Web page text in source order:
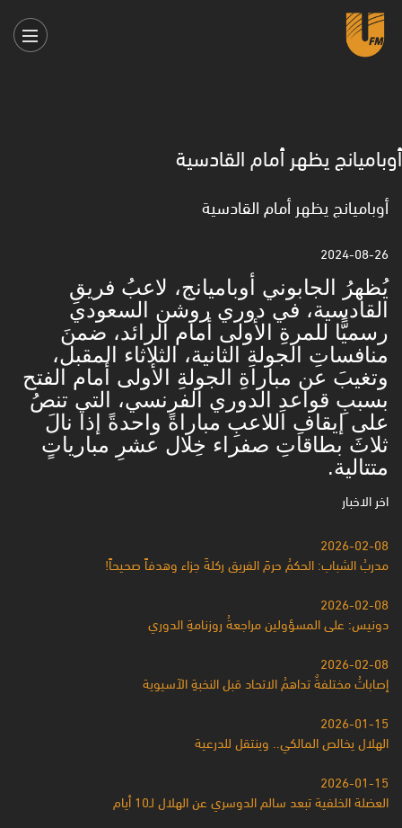
أوباميانج يظهر أمام القادسية
أوباميانج يظهر أمام القادسية
2024-08-26
يُظهرُ الجابوني أوباميانج، لاعبُ فريقِ
القادسية، في دوري روشن السعودي
رسميًّا للمرةِ الأولى أمام الرائد، ضمنَ
منافساتِ الجولةِ الثانية، الثلاثاء المقبل،
وتغيبَ عن مباراةِ الجولةِ الأولى أمام الفتح
بسببِ قواعدِ الدوري الفرنسي، التي تنصُ
على إيقافِ اللاعبِ مباراةً واحدةً إذا نالَ
ثلاثَ بطاقاتِ صفراء خِلال عشرِ مبارياتٍ
متتالية.
اخر الاخبار
2026-02-08
مدربُ الشباب: الحكمُ حرمَ الفريق ركلةَ جزاء وهدفاً صحيحاً!
2026-02-08
دونيس: على المسؤولين مراجعةُ روزنامةِ الدوري
2026-02-08
إصاباتُ مختلفةٌ تداهمُ الاتحاد قبل النخبةِ الآسيوية
2026-01-15
الهلال يخالص المالكي.. وينتقل للدرعية
2026-01-15
العضلة الخلفية تبعد سالم الدوسري عن الهلال لـ10 أيام